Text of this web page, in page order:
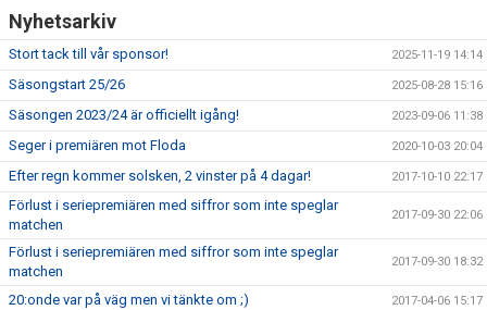
Nyhetsarkiv
Stort tack till vår sponsor! 2025-11-19 14:14
Säsongstart 25/26 2025-08-28 15:16
Säsongen 2023/24 är officiellt igång! 2023-09-06 11:38
Seger i premiären mot Floda 2020-10-03 20:04
Efter regn kommer solsken, 2 vinster på 4 dagar! 2017-10-10 22:17
Förlust i seriepremiären med siffror som inte speglar
matchen
2017-09-30 22:06
Förlust i seriepremiären med siffror som inte speglar
matchen
2017-09-30 18:32
20:onde var på väg men vi tänkte om ;) 2017-04-06 15:17